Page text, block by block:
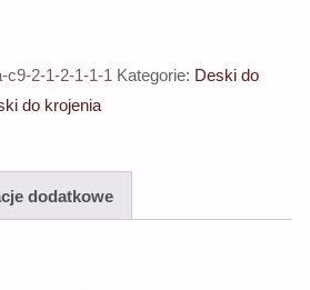
c9-2-1-2-1-1-1 Kategorie: Deski do
do krojenia
dodatkowe